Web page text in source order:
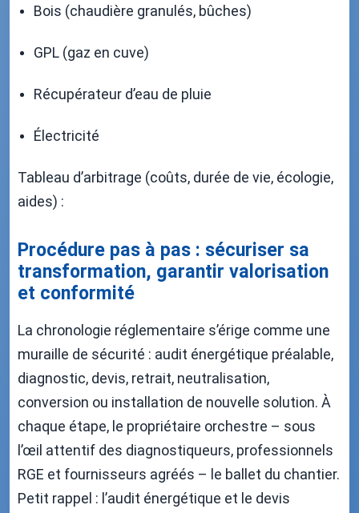
Bois (chaudière granulés, bûches)
GPL (gaz en cuve)
Récupérateur d’eau de pluie
Électricité
Tableau d’arbitrage (coûts, durée de vie, écologie,
aides) :
Procédure pas à pas : sécuriser sa
transformation, garantir valorisation
et conformité
La chronologie réglementaire s’érige comme une
muraille de sécurité : audit énergétique préalable,
diagnostic, devis, retrait, neutralisation,
conversion ou installation de nouvelle solution. À
chaque étape, le propriétaire orchestre – sous
l’œil attentif des diagnostiqueurs, professionnels
RGE et fournisseurs agréés – le ballet du chantier.
Petit rappel : l’audit énergétique et le devis